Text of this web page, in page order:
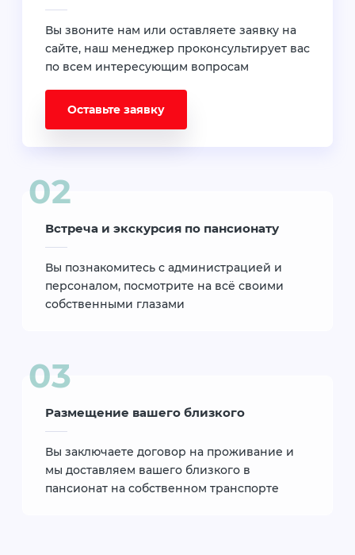
Вы звоните нам или оставляете заявку на
сайте, наш менеджер проконсультирует вас
по всем интересующим вопросам
Оставьте заявку
Встреча и экскурсия по пансионату
Вы познакомитесь с администрацией и
персоналом, посмотрите на всё своими
собственными глазами
Размещение вашего близкого
Вы заключаете договор на проживание и
мы доставляем вашего близкого в
пансионат на собственном транспорте